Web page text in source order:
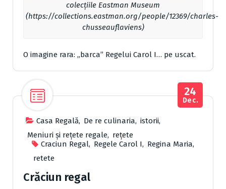
colecțiile Eastman Museum
(https://collections.eastman.org/people/12369/charles-
chusseauflaviens)
O imagine rara: „barca” Regelui Carol I… pe uscat.
Casa Regală, De re culinaria, istorii,
Meniuri și rețete regale, reţete
Craciun Regal, Regele Carol I, Regina Maria,
retete
24
Dec.
Crăciun regal